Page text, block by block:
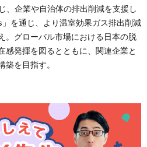
、企業や自治体の排出削減を支援し
を通じ、より温室効果ガス排出削減
。グローバル市場における日本の脱
感発揮を図るとともに、関連企業と
築を目指す。